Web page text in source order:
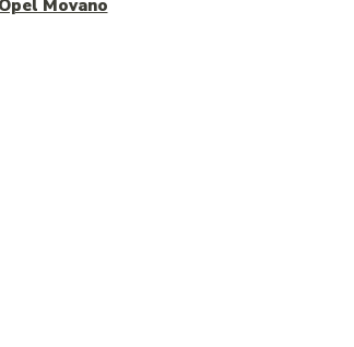
Opel Movano